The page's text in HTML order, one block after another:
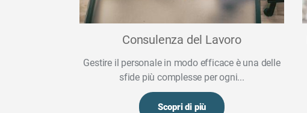
Consulenza del Lavoro
Gestire il personale in modo efficace è una delle
sfide più complesse per ogni...
Scopri di più